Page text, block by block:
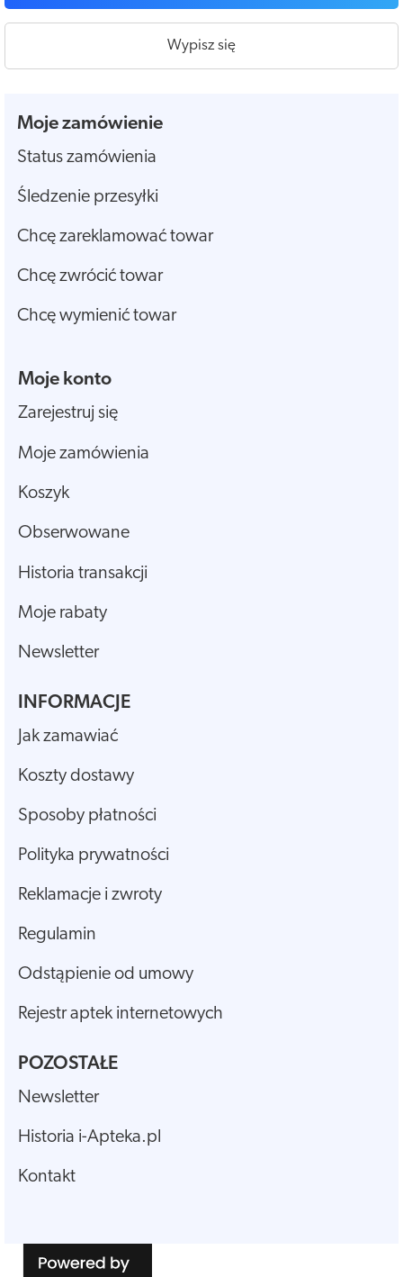
Wypisz się
Moje zamówienie
Status zamówienia
Śledzenie przesyłki
Chcę zareklamować towar
Chcę zwrócić towar
Chcę wymienić towar
Moje konto
Zarejestruj się
Moje zamówienia
Koszyk
Obserwowane
Historia transakcji
Moje rabaty
Newsletter
INFORMACJE
Jak zamawiać
Koszty dostawy
Sposoby płatności
Polityka prywatności
Reklamacje i zwroty
Regulamin
Odstąpienie od umowy
Rejestr aptek internetowych
POZOSTAŁE
Newsletter
Historia i-Apteka.pl
Kontakt